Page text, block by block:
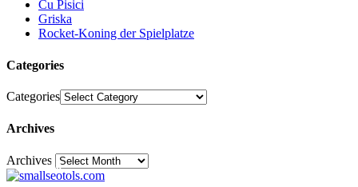
Cu Pisici
Griska
Rocket-Koning der Spielplatze
Categories
Categories
Archives
Archives30